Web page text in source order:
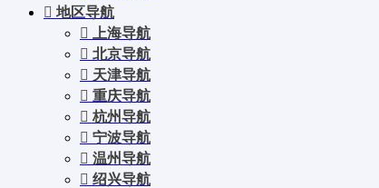
地区导航
上海导航
北京导航
天津导航
重庆导航
杭州导航
宁波导航
温州导航
绍兴导航